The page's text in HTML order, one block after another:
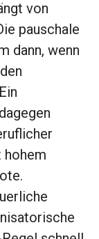
von
pauschale
dann, wenn
hohem